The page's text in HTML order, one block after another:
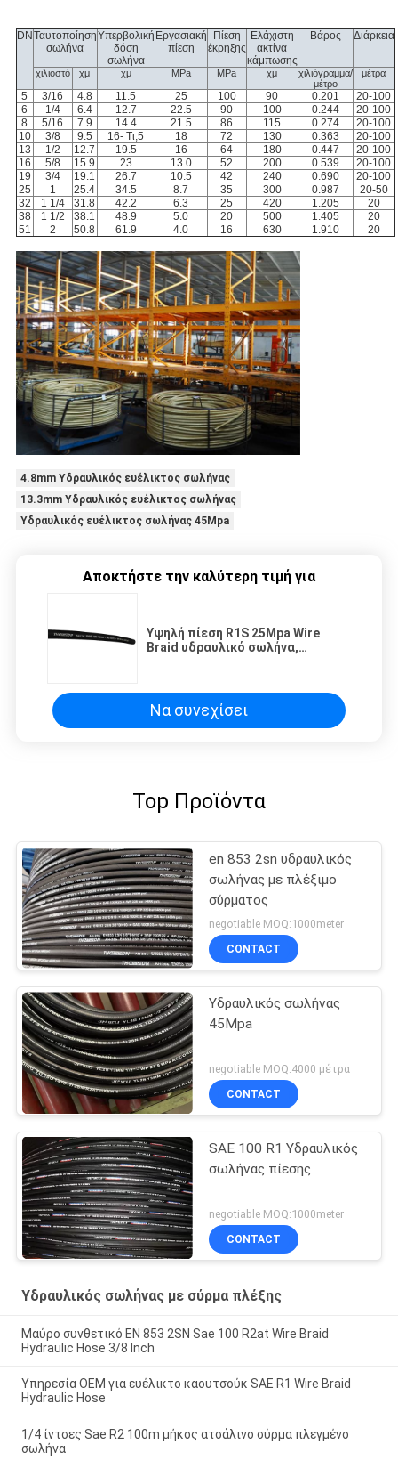
DN Ταυτοποίηση
σωλήνα
Υπερβολική
δόση
σωλήνα
Εργασιακή
πίεση
Πίεση
έκρηξης
Ελάχιστη
ακτίνα
κάμπωσης
Βάρος Διάρκεια
χιλιοστό χμ χμ MPa MPa χμ
χιλιόγραμμα/
μέτρο
μέτρα
5 3/16 4.8 11.5 25 100 90 0.201
20-100
6
1/4 6.4 12.7 22.5 90 100 0.244
20-100
8
5/16 7.9 14.4 21.5 86 115 0.274
20-100
10
3/8 9.5 16- Τι;5 18 72 130 0.363
20-100
13
1/2 12.7 19.5 16 64 180 0.447
20-100
16
5/8 15.9 23 13.0 52 200 0.539
20-100
19
3/4 19.1 26.7 10.5 42 240 0.690
20-100
25
1 25.4 34.5 8.7 35 300 0.987
20-50
32
1 1/4 31.8 42.2 6.3 25 420 1.205
20
38
1 1/2 38.1 48.9 5.0 20 500 1.405
20
51
2 50.8 61.9 4.0 16 630 1.910 20
4.8mm Υδραυλικός ευέλικτος σωλήνας
13.3mm Υδραυλικός ευέλικτος σωλήνας
Υδραυλικός ευέλικτος σωλήνας 45Mpa
Αποκτήστε την καλύτερη τιμή για
Υψηλή πίεση R1S 25Mpa Wire
Braid υδραυλικό σωλήνα,
Να συνεχίσει
Top Προϊόντα
en 853 2sn υδραυλικός
σωλήνας με πλέξιμο
σύρματος
negotiable MOQ:1000meter
CONTACT
Υδραυλικός σωλήνας
45Mpa
negotiable MOQ:4000 μέτρα
CONTACT
SAE 100 R1 Υδραυλικός
σωλήνας πίεσης
negotiable MOQ:1000meter
CONTACT
Υδραυλικός σωλήνας με σύρμα πλέξης
Μαύρο συνθετικό EN 853 2SN Sae 100 R2at Wire Braid
Hydraulic Hose 3/8 Inch
Υπηρεσία OEM για ευέλικτο καουτσούκ SAE R1 Wire Braid
Hydraulic Hose
1/4 ίντσες Sae R2 100m μήκος ατσάλινο σύρμα πλεγμένο
σωλήνα